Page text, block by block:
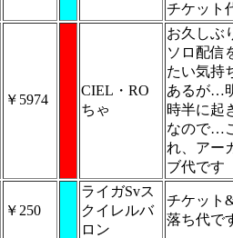
チケット
￥5974
CIEL・RO
ちゃ
お久しぶ
ソロ配信
たい気持
あるが…
時半に起
なので…
れ、アー
ブ代です
￥250
ライガSvス
クイレルバ
ロン
チケット
落ち代で